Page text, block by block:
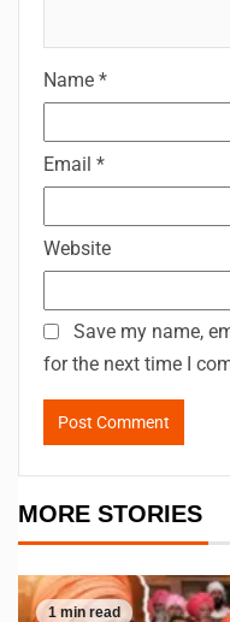
Name *
Email *
Website
Save my name,
for the next time I
MORE STORIES
1 min read